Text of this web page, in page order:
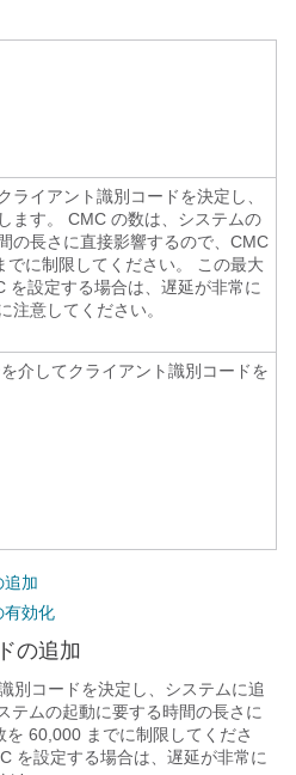
ライアント識別コードを決定し、
ます。 CMC の数は、システムの
の長さに直接影響するので、CMC
でに制限してください。 この最大
を設定する場合は、遅延が非常に
注意してください。
介してクライアント識別コードを
追加
有効化
の追加
別コードを決定し、システムに追
テムの起動に要する時間の長さに
60,000 までに制限してくださ
を設定する場合は、遅延が非常に